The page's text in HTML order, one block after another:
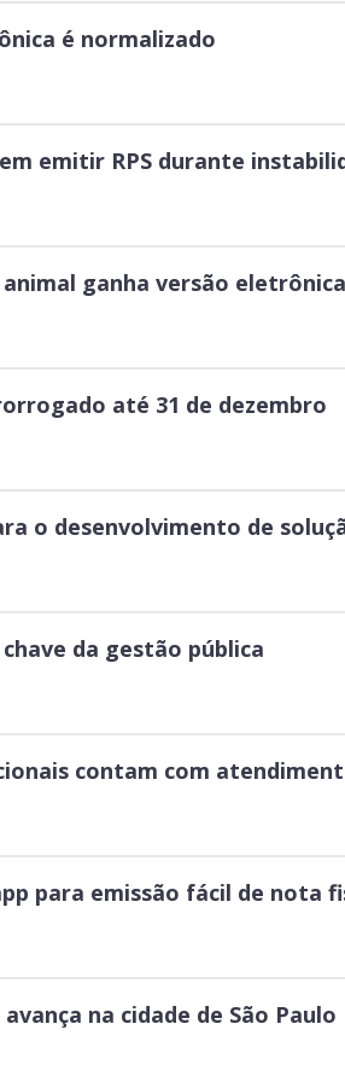
é normalizado
emitir RPS durante
ganha versão eletrônica
até 31 de dezembro
o desenvolvimento de
da gestão pública
contam com
para emissão fácil de nota
na cidade de São Paulo